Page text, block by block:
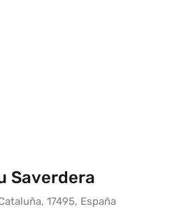
Saverdera
17495, España